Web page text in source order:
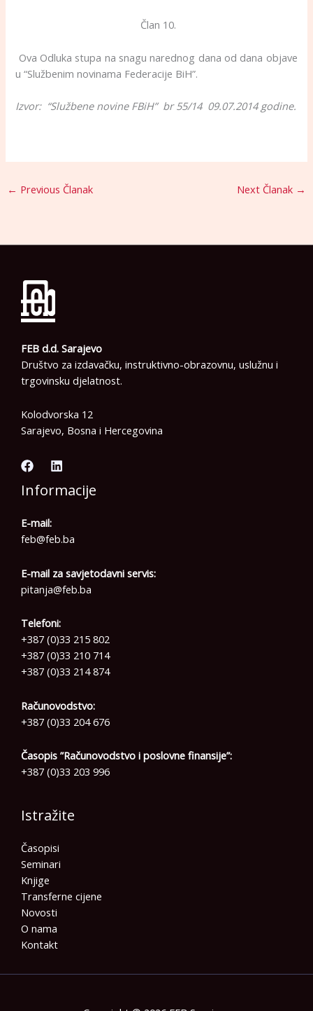
Član 10.
Ova Odluka stupa na snagu narednog dana od dana objave
u “Službenim novinama Federacije BiH”.
Izvor: “Službene novine FBiH” br 55/14 09.07.2014 godine.
← Previous Članak Next Članak →
FEB d.d. Sarajevo
Društvo za izdavačku, instruktivno-obrazovnu, uslužnu i
trgovinsku djelatnost.
Kolodvorska 12
Sarajevo, Bosna i Hercegovina
Informacije
E-mail:
feb@feb.ba
E-mail za savjetodavni servis:
pitanja@feb.ba
Telefoni:
+387 (0)33 215 802
+387 (0)33 210 714
+387 (0)33 214 874
Računovodstvo:
+387 (0)33 204 676
Časopis ”Računovodstvo i poslovne finansije”:
+387 (0)33 203 996
Istražite
Časopisi
Seminari
Knjige
Transferne cijene
Novosti
O nama
Kontakt